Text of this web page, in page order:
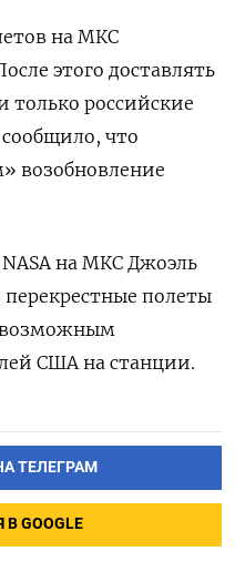
на МКС
этого доставлять
только российские
сообщило, что
возобновление
на МКС Джоэль
полеты
возможным
США на станции.
ТЕЛЕГРАМ
GOOGLE